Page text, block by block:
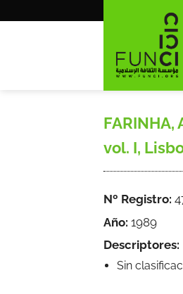
vol. I,
Nº Registro:
Año: 1989
Descriptores:
Sin